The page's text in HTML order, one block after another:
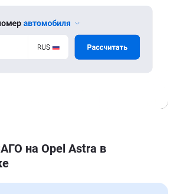
на Opel Astra в